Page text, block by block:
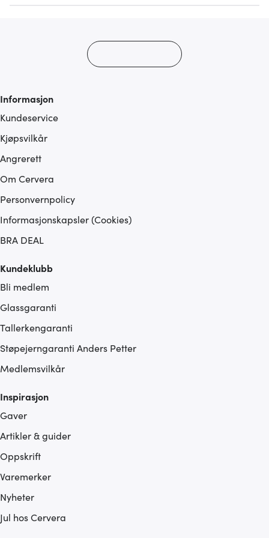
Informasjon
Kundeservice
Kjøpsvilkår
Angrerett
Om Cervera
Personvernpolicy
Informasjonskapsler (Cookies)
BRA DEAL
Kundeklubb
Bli medlem
Glassgaranti
Tallerkengaranti
Støpejerngaranti Anders Petter
Medlemsvilkår
Inspirasjon
Gaver
Artikler & guider
Oppskrift
Varemerker
Nyheter
Jul hos Cervera